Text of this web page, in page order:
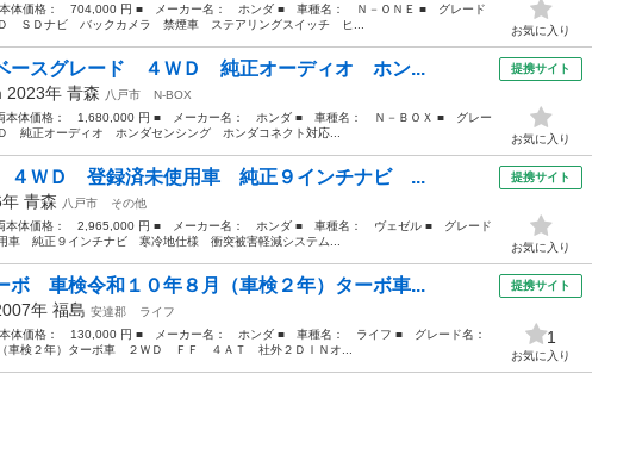
体価格： 704,000 円 ■ メーカー名： ホンダ ■ 車種名： Ｎ－ＯＮＥ ■ グレード
ＳＤナビ バックカメラ 禁煙車 ステアリングスイッチ ヒ...
お気に入り
ースグレード ４ＷＤ 純正オーディオ ホン...
2023年 青森 八戸市
N-BOX
体価格： 1,680,000 円 ■ メーカー名： ホンダ ■ 車種名： Ｎ－ＢＯＸ ■ グレー
純正オーディオ ホンダセンシング ホンダコネクト対応...
提携サイト
お気に入り
４ＷＤ 登録済未使用車 純正９インチナビ ...
青森 八戸市
その他
体価格： 2,965,000 円 ■ メーカー名： ホンダ ■ 車種名： ヴェゼル ■ グレード
純正９インチナビ 寒冷地仕様 衝突被害軽減システム...
提携サイト
お気に入り
ボ 車検令和１０年８月（車検２年）ターボ車...
年 福島 安達郡
ライフ
体価格： 130,000 円 ■ メーカー名： ホンダ ■ 車種名： ライフ ■ グレード名：
車検２年）ターボ車 ２ＷＤ ＦＦ ４ＡＴ 社外２ＤＩＮオ...
提携サイト
1
お気に入り